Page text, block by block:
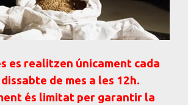
es realitzen únicament cada
de mes a les 12h.
és limitat per garantir la